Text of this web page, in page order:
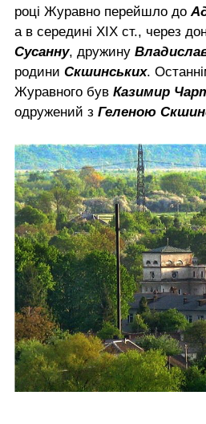
році Журавно перейшло до
а в середині ХІХ ст., через
Сусанну, дружину
родини Скшинських.
Журавного був Казимир
одружений з Геленою